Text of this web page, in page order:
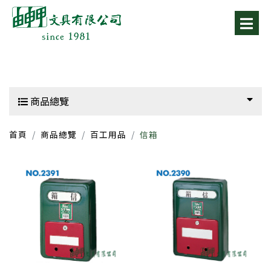
商品總覽
首頁 商品總覽 百工用品 信箱